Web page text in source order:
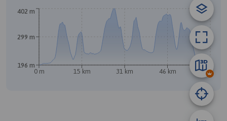
0 m 15 km 31 km 46 km 62 km
196 m
299 m
402 m